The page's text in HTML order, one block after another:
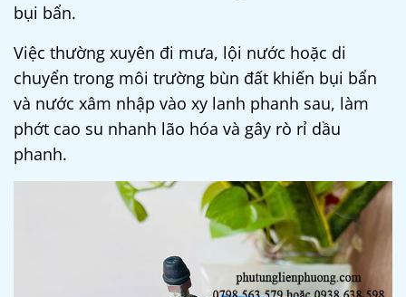
bụi bẩn.
Việc thường xuyên đi mưa, lội nước hoặc di
chuyển trong môi trường bùn đất khiến bụi bẩn
và nước xâm nhập vào xy lanh phanh sau, làm
phớt cao su nhanh lão hóa và gây rò rỉ dầu
phanh.